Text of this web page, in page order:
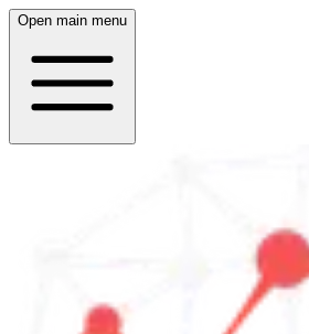
Open main menu